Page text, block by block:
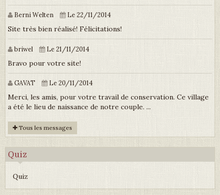
Berni Welten Le 22/11/2014
Site très bien réalisé! Félicitations!
briwel Le 21/11/2014
Bravo pour votre site!
GAVAT Le 20/11/2014
Merci, les amis, pour votre travail de conservation. Ce village
a été le lieu de naissance de notre couple. ...
Tous les messages
Quiz
Quiz